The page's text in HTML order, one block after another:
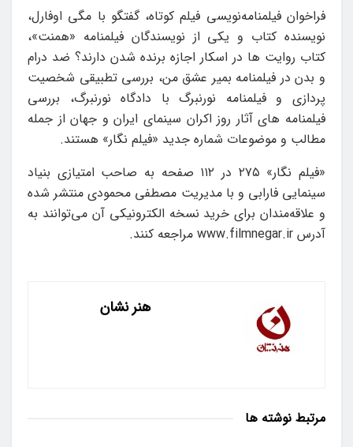
فراخوان فیلمنامه‌نویسی فیلم کوتاه، گفتگو با مگی اوفارل،
نویسنده کتاب و یکی از نویسندگان فیلمنامه «همنت»،
کتاب روایت ها در اسکار اجازه برنده شدن دارند؟ ضد درام
و بدن در فیلمنامه بمیر عشق من، بررسی تطبیقی شخصیت
پردازی و فیلمنامه نورنبرگ با دادگاه نورنبرگ، بررسی
فیلمنامه های آثار روز اکران سینمای ایران و جهان از جمله
مطالب و موضوعات شماره جدید «فیلم نگار» هستند.
«فیلم نگار» ۲۷۵ در ۱۱۲ صفحه به صاحب امتیازی بنیاد
سینمایی فارابی و با مدیریت مصطفی محمودی منتشر شده
و علاقه‌مندان برای خرید نسخه الکترونیکی آن می‌توانند به
آدرس www.filmnegar.ir مراجعه کنند.
هنر نشان
مرتبط نوشته ها